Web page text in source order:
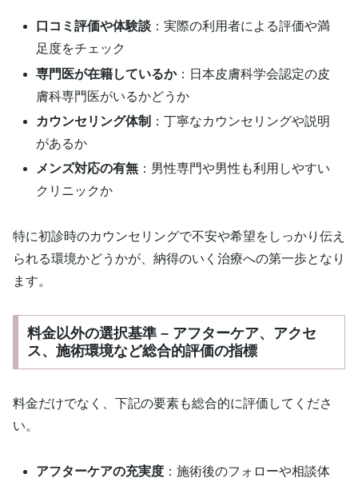
口コミ評価や体験談 ：実際の利用者による評価や満
足度をチェック
専門医が在籍しているか：日本皮膚科学会認定の皮
膚科専門医がいるかどうか
カウンセリング体制 ：丁寧なカウンセリングや説明
があるか
メンズ対応の有無 ：男性専門や男性も利用しやすい
クリニックか
特に初診時のカウンセリングで不安や希望をしっかり伝え
られる環境かどうかが、納得のいく治療への第一歩となり
ます。
料金以外の選択基準 – アフターケア、アクセ
ス、施術環境など総合的評価の指標
料金だけでなく、下記の要素も総合的に評価してくださ
い。
アフターケアの充実度 ：施術後のフォローや相談体